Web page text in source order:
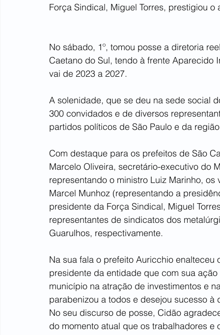
Força Sindical, Miguel Torres, prestigiou o
No sábado, 1º, tomou posse a diretoria
Caetano do Sul, tendo à frente
vai de 2023 a 2027.
A solenidade, que se deu na sede social
300 convidados e de diversos
partidos políticos de São Paulo e da
Com destaque para os prefeitos de São
Marcelo Oliveira, secretário-executivo do
representando o ministro Luiz Marinho,
Marcel Munhoz (representando a
presidente da Força Sindical, Miguel
representantes de sindicatos dos
Guarulhos, respectivamente.
Na sua fala o prefeito Auricchio
presidente da entidade que com sua
município na atração de investimentos e
parabenizou a todos e desejou sucesso
No seu discurso de posse, Cidão
do momento atual que os trabalhadores e